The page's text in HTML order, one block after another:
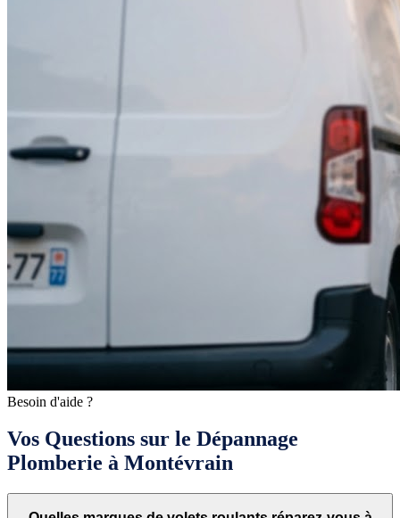
Besoin d'aide ?
Vos Questions sur le Dépannage
Plomberie à Montévrain